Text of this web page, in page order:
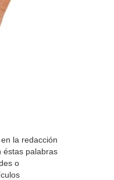
la redacción
éstas palabras
o